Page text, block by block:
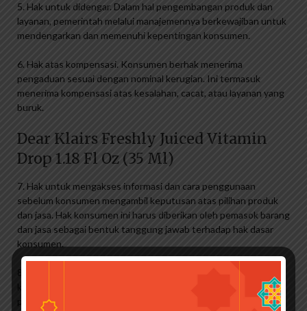
5. Hak untuk didengar. Dalam hal pengembangan produk dan
layanan, pemerintah melalui manajemennya berkewajiban untuk
mendengarkan dan memenuhi kepentingan konsumen.
6. Hak atas kompensasi. Konsumen berhak menerima
pengaduan sesuai dengan nominal kerugian. Ini termasuk
menerima kompensasi atas kesalahan, cacat, atau layanan yang
buruk.
Dear Klairs Freshly Juiced Vitamin
Drop 1.18 Fl Oz (35 Ml)
7. Hak untuk mengakses informasi dan cara penggunaan
sebelum konsumen mengambil keputusan atas pilihan produk
dan jasa. Hak konsumen ini harus diberikan oleh pemasok barang
dan jasa sebagai bentuk tanggung jawab terhadap hak dasar
konsumen.
8. Hak untuk hidup dalam lingkungan yang sehat. Dimana
konsumen memiliki hak untuk hidup dan beraktivitas tanpa
polusi yang membahayakan kesehatan. Untuk generasi